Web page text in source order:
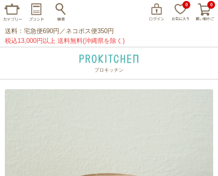
0 0
送料：宅急便690円／ネコポス便350円
税込13,000円以上 送料無料(沖縄県を除く)
プロキッチン